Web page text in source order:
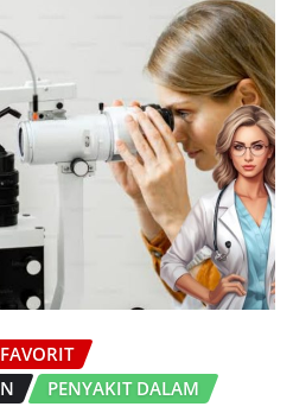
FAVORIT
PENYAKIT DALAM